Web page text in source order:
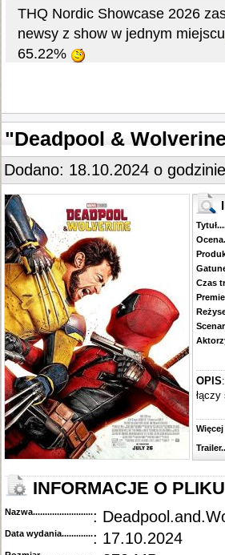
"Deadpool &
Dodano: 18.10.2024 o
Czas
OPIS
łączy
Więcej
INFORMACJE O PLIKU
Nazwa.............................................
:
Data wydania......................................
: 17.10.2024